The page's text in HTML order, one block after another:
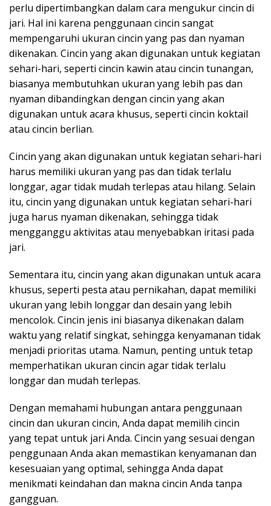
perlu dipertimbangkan dalam cara mengukur cincin di
jari. Hal ini karena penggunaan cincin sangat
mempengaruhi ukuran cincin yang pas dan nyaman
dikenakan. Cincin yang akan digunakan untuk kegiatan
sehari-hari, seperti cincin kawin atau cincin tunangan,
biasanya membutuhkan ukuran yang lebih pas dan
nyaman dibandingkan dengan cincin yang akan
digunakan untuk acara khusus, seperti cincin koktail
atau cincin berlian.
Cincin yang akan digunakan untuk kegiatan sehari-hari
harus memiliki ukuran yang pas dan tidak terlalu
longgar, agar tidak mudah terlepas atau hilang. Selain
itu, cincin yang digunakan untuk kegiatan sehari-hari
juga harus nyaman dikenakan, sehingga tidak
mengganggu aktivitas atau menyebabkan iritasi pada
jari.
Sementara itu, cincin yang akan digunakan untuk acara
khusus, seperti pesta atau pernikahan, dapat memiliki
ukuran yang lebih longgar dan desain yang lebih
mencolok. Cincin jenis ini biasanya dikenakan dalam
waktu yang relatif singkat, sehingga kenyamanan tidak
menjadi prioritas utama. Namun, penting untuk tetap
memperhatikan ukuran cincin agar tidak terlalu
longgar dan mudah terlepas.
Dengan memahami hubungan antara penggunaan
cincin dan ukuran cincin, Anda dapat memilih cincin
yang tepat untuk jari Anda. Cincin yang sesuai dengan
penggunaan Anda akan memastikan kenyamanan dan
kesesuaian yang optimal, sehingga Anda dapat
menikmati keindahan dan makna cincin Anda tanpa
gangguan.